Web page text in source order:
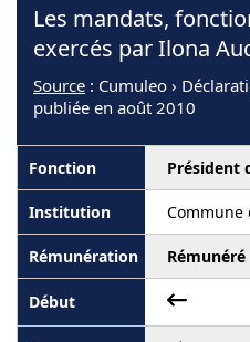
Les mandats,
exercés par Ilona
Source : Cumuleo ›
publiée en août 2010
Président
Commune
Rémunéré